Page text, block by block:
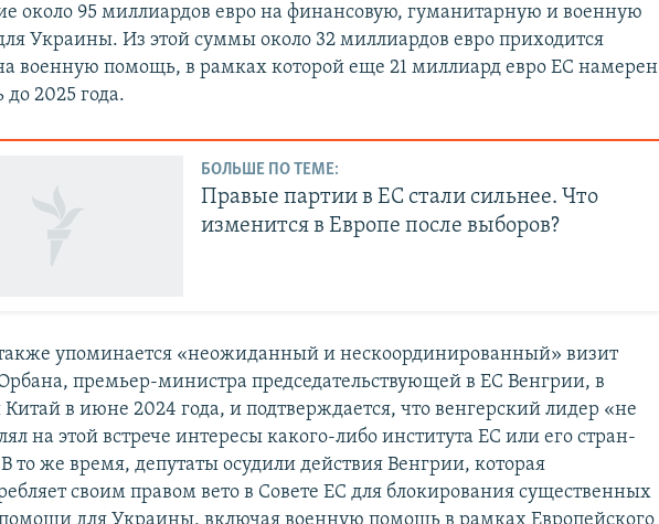
около 95 миллиардов евро на финансовую, гуманитарную и военную
Украины. Из этой суммы около 32 миллиардов евро приходится
военную помощь, в рамках которой еще 21 миллиард евро ЕС намерен
до 2025 года.
БОЛЬШЕ ПО ТЕМЕ:
Правые партии в ЕС стали сильнее. Что
изменится в Европе после выборов?
упоминается «неожиданный и нескоординированный» визит
премьер-министра председательствующей в ЕС Венгрии, в
в июне 2024 года, и подтверждается, что венгерский лидер «не
на этой встрече интересы какого-либо института ЕС или его стран-
то же время, депутаты осудили действия Венгрии, которая
своим правом вето в Совете ЕС для блокирования существенных